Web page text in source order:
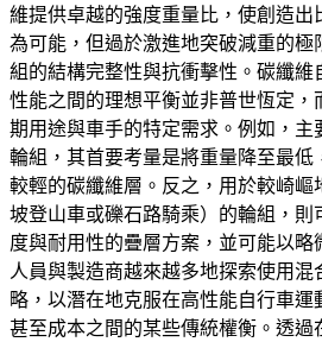
維提供卓越的強度重量比，使創造
為可能，但過於激進地突破減重的
組的結構完整性與抗衝擊性。碳纖
性能之間的理想平衡並非普世恆定
期用途與車手的特定需求。例如，
輪組，其首要考量是將重量降至最
較輕的碳纖維層。反之，用於較崎
坡登山車或礫石路騎乘）的輪組，則
度與耐用性的疊層方案，並可能以
人員與製造商越來越多地探索使用
略，以潛在地克服在高性能自行車
甚至成本之間的某些傳統權衡。透